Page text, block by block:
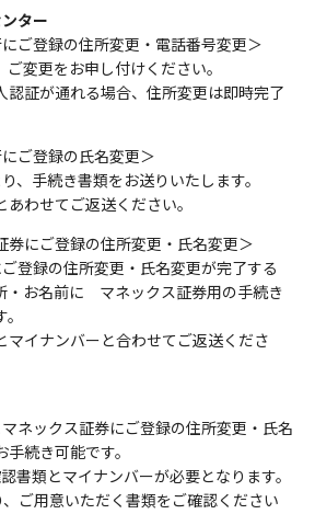
ター
ご登録の住所変更・電話番号変更＞
ご変更をお申し付けください。
認証が通れる場合、住所変更は即時完了
ご登録の氏名変更＞
、手続き書類をお送りいたします。
わせてご返送ください。
券にご登録の住所変更・氏名変更＞
登録の住所変更・氏名変更が完了する
・お名前に マネックス証券用の手続き
マイナンバーと合わせてご返送くださ
ネックス証券にご登録の住所変更・氏名
続き可能です。
書類とマイナンバーが必要となります。
、ご用意いただく書類をご確認ください